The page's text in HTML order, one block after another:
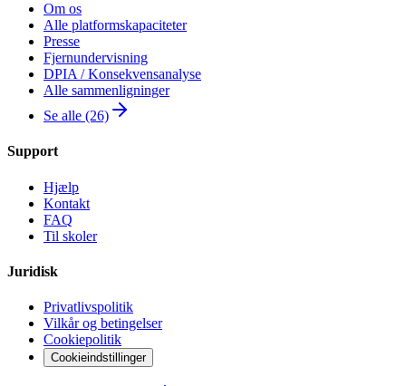
Om os
Alle platformskapaciteter
Presse
Fjernundervisning
DPIA / Konsekvensanalyse
Alle sammenligninger
Se alle (26)
Support
Hjælp
Kontakt
FAQ
Til skoler
Juridisk
Privatlivspolitik
Vilkår og betingelser
Cookiepolitik
Cookieindstillinger